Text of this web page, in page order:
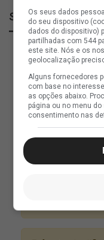
SuperVasco
Os seus dados
do seu dispositivo
dados do dispositivo)
partilhadas com 544
este site. Nós e os
geolocalização
Alguns fornecedores
com base no
as opções abaixo.
página ou no menu
consentimento nas